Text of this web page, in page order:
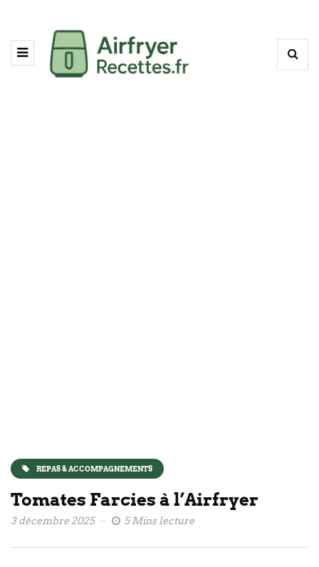
REPAS & ACCOMPAGNEMENTS
Tomates Farcies à l’Airfryer
3 décembre 2025 5 Mins lecture